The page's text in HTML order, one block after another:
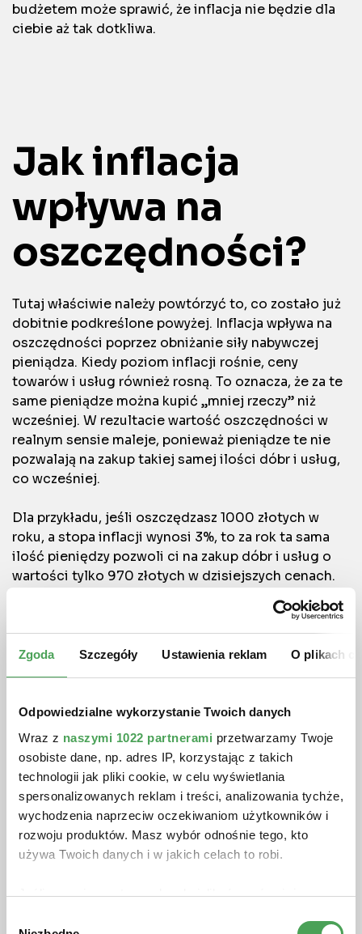
Zgoda Szczegóły Ustawienia reklam O plikach
Odpowiedzialne wykorzystanie Twoich danych
Wraz z naszymi 1022 partnerami przetwarzamy Twoje
osobiste dane, np. adres IP, korzystając z takich
technologii jak pliki cookie, w celu wyświetlania
spersonalizowanych reklam i treści, analizowania tychże,
wychodzenia naprzeciw oczekiwaniom użytkowników i
rozwoju produktów. Masz wybór odnośnie tego, kto
używa Twoich danych i w jakich celach to robi.
Jeśli wyrazisz na to zgodę, chcielibyśmy również:
budżetem może sprawić, że inflacja nie będzie dla
ciebie aż tak dotkliwa.
Jak inflacja
wpływa na
oszczędności?
Tutaj właściwie należy powtórzyć to, co zostało już
dobitnie podkreślone powyżej. Inflacja wpływa na
oszczędności poprzez obniżanie siły nabywczej
pieniądza. Kiedy poziom inflacji rośnie, ceny
towarów i usług również rosną. To oznacza, że za te
same pieniądze można kupić „mniej rzeczy” niż
wcześniej. W rezultacie wartość oszczędności w
realnym sensie maleje, ponieważ pieniądze te nie
pozwalają na zakup takiej samej ilości dóbr i usług,
co wcześniej.
Dla przykładu, jeśli oszczędzasz 1000 złotych w
roku, a stopa inflacji wynosi 3%, to za rok ta sama
ilość pieniędzy pozwoli ci na zakup dóbr i usług o
wartości tylko 970 złotych w dzisiejszych cenach.
Innymi słowy, twoje oszczędności tracą na wartości.
Aktualnie inflacja w Polsce ma wynosić 8,2%.